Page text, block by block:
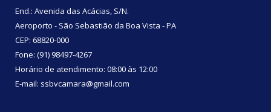
End.: Avenida das Acácias, S/N.
Aeroporto - São Sebastião da Boa Vista - PA
CEP: 68820-000
Fone: (91) 98497-4267
Horário de atendimento: 08:00 às 12:00
E-mail: ssbvcamara@gmail.com